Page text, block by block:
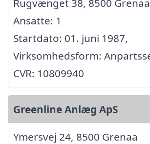
Rugvænget 38, 8500 Grenaa
Ansatte: 1
Startdato: 01. juni 1987,
Virksomhedsform:
CVR: 10809940
Greenline Anlæg ApS
Ymersvej 24, 8500 Grenaa